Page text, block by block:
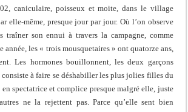
caniculaire, poisseux et moite, dans le village
elle-même, presque jour par jour. Où l’on observe
traîner son ennui à travers la campagne, comme
année, les « trois mousquetaires » ont quatorze ans,
Les hormones bouillonnent, les deux garçons
à faire se déshabiller les plus jolies filles du
spectatrice et complice presque malgré elle, juste
ne la rejettent pas. Parce qu’elle sent bien